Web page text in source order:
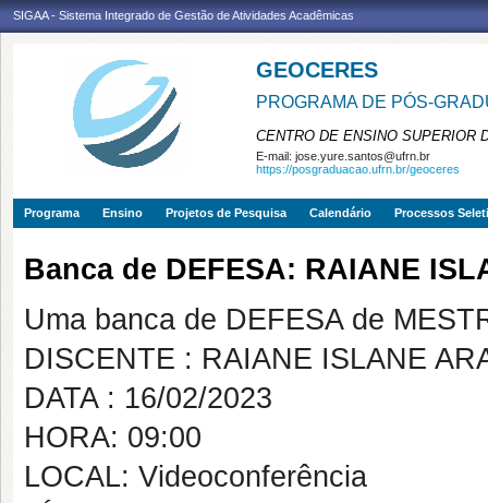
SIGAA - Sistema Integrado de Gestão de Atividades Acadêmicas
GEOCERES
PROGRAMA DE PÓS-
CENTRO DE ENSINO SUPERIOR
E-mail: jose.yure.santos@ufrn.br
https://posgraduacao.ufrn.br/geoceres
Programa Ensino Projetos de Pesquisa Calendário Processos
Banca de DEFESA: RAIANE
Uma banca de DEFESA de
DISCENTE : RAIANE ISLANE
DATA : 16/02/2023
HORA: 09:00
LOCAL: Videoconferência